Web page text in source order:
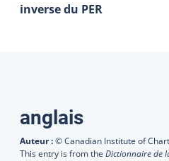
inverse du PER
Traductions
anglais
Auteur :© Canadian Institute of
This entry is from the Dictionnaire de